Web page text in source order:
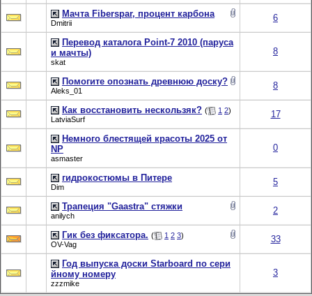
Мачта Fiberspar, процент карбона
Dmitrii 6
Перевод каталога Point-7 2010 (паруса
и мачты)
skat
8
Помогите опознать древнюю доску?
Aleks_01 8
Как восстановить нескользяк? ( 1 2)
LatviaSurf
17
Немного блестящей красоты 2025 от
NP
asmaster
0
гидрокостюмы в Питере
Dim 5
Трапеция "Gaastra" стяжки
anilych 2
Гик без фиксатора. ( 1 2 3)
OV-Vag
33
Год выпуска доски Starboard по сери
йному номеру
zzzmike
3